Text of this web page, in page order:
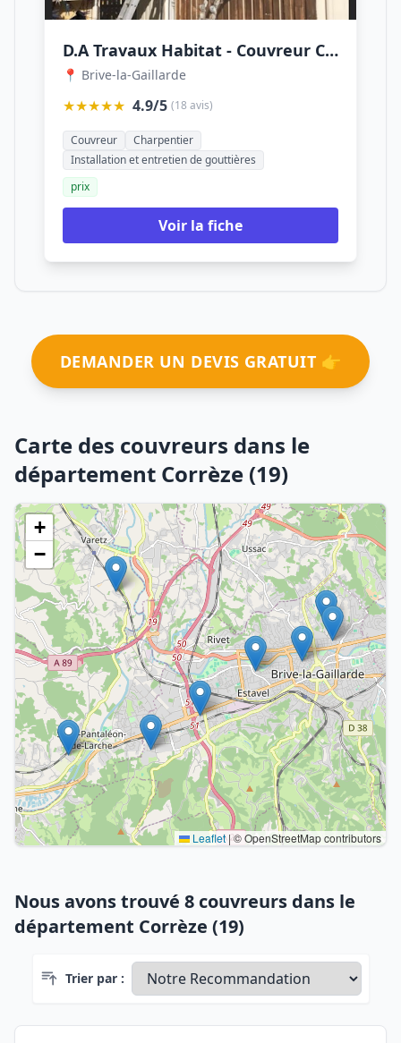
D.A Travaux Habitat - Couvreur Corrèze
📍 Brive-la-Gaillarde
★★★★★ 4.9/5 (18 avis)
Couvreur
Charpentier
Installation et entretien de gouttières
prix
Voir la fiche
DEMANDER UN DEVIS GRATUIT 👉
Carte des couvreurs dans le
département Corrèze (19)
+
−
Leaflet |© OpenStreetMap contributors
Nous avons trouvé 8 couvreurs dans le
département Corrèze (19)
Trier par :